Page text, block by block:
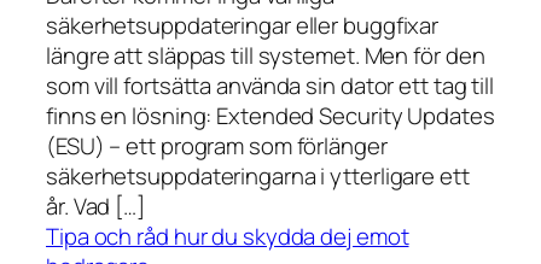
säkerhetsuppdateringar eller buggfixar
längre att släppas till systemet. Men för den
som vill fortsätta använda sin dator ett tag till
finns en lösning: Extended Security Updates
(ESU) – ett program som förlänger
säkerhetsuppdateringarna i ytterligare ett
år. Vad […]
Tipa och råd hur du skydda dej emot